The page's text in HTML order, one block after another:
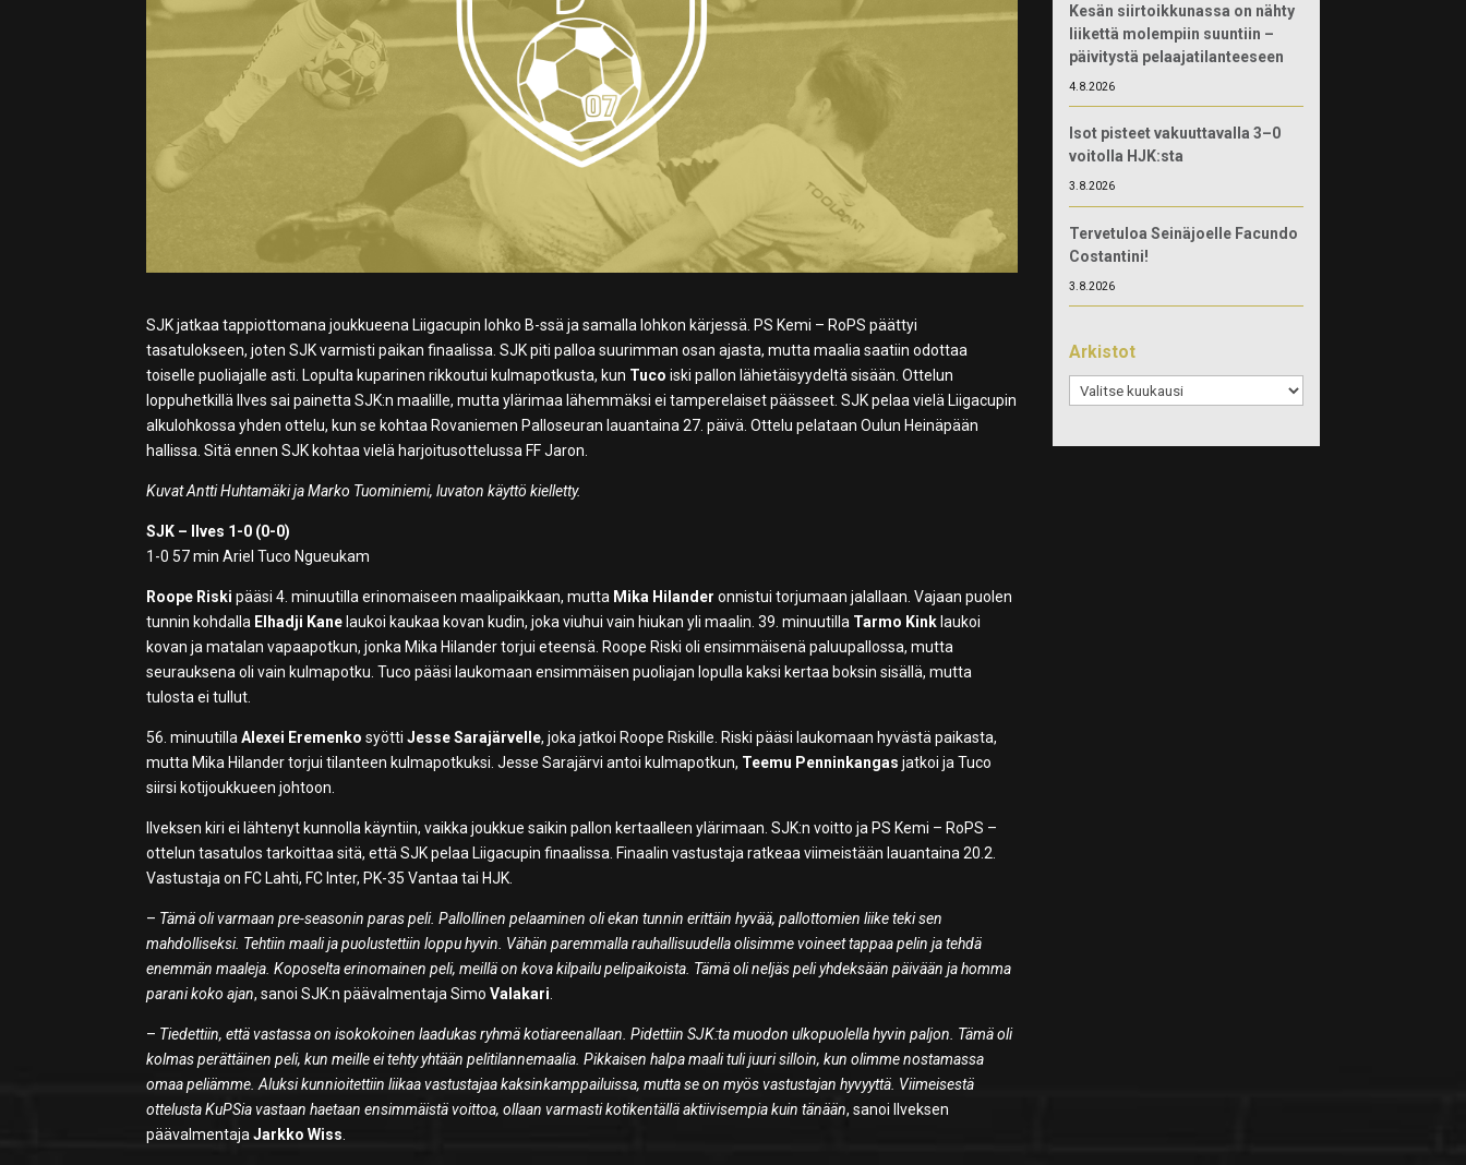
SJK jatkaa tappiottomana joukkueena Liigacupin lohko B-ssä ja samalla lohkon kärjessä. PS Kemi – RoPS päättyi
tasatulokseen, joten SJK varmisti paikan finaalissa. SJK piti palloa suurimman osan ajasta, mutta maalia saatiin odottaa
toiselle puoliajalle asti. Lopulta kuparinen rikkoutui kulmapotkusta, kun Tuco iski pallon lähietäisyydeltä sisään. Ottelun
loppuhetkillä Ilves sai painetta SJK:n maalille, mutta ylärimaa lähemmäksi ei tamperelaiset päässeet. SJK pelaa vielä Liigacupin
alkulohkossa yhden ottelu, kun se kohtaa Rovaniemen Palloseuran lauantaina 27. päivä. Ottelu pelataan Oulun Heinäpään
hallissa. Sitä ennen SJK kohtaa vielä harjoitusottelussa FF Jaron.
Kuvat Antti Huhtamäki ja Marko Tuominiemi, luvaton käyttö kielletty.
SJK – Ilves 1-0 (0-0)
1-0 57 min Ariel Tuco Ngueukam
Roope Riski pääsi 4. minuutilla erinomaiseen maalipaikkaan, mutta Mika Hilander onnistui torjumaan jalallaan. Vajaan puolen
tunnin kohdalla Elhadji Kane laukoi kaukaa kovan kudin, joka viuhui vain hiukan yli maalin. 39. minuutilla Tarmo Kink laukoi
kovan ja matalan vapaapotkun, jonka Mika Hilander torjui eteensä. Roope Riski oli ensimmäisenä paluupallossa, mutta
seurauksena oli vain kulmapotku. Tuco pääsi laukomaan ensimmäisen puoliajan lopulla kaksi kertaa boksin sisällä, mutta
tulosta ei tullut.
56. minuutillaAlexei Eremenko syöttiJesse Sarajärvelle, joka jatkoi Roope Riskille. Riski pääsi laukomaan hyvästä paikasta,
mutta Mika Hilander torjui tilanteen kulmapotkuksi. Jesse Sarajärvi antoi kulmapotkun, Teemu Penninkangas jatkoi ja Tuco
siirsi kotijoukkueen johtoon.
Ilveksen kiri ei lähtenyt kunnolla käyntiin, vaikka joukkue saikin pallon kertaalleen ylärimaan. SJK:n voitto ja PS Kemi – RoPS –
ottelun tasatulos tarkoittaa sitä, että SJK pelaa Liigacupin finaalissa. Finaalin vastustaja ratkeaa viimeistään lauantaina 20.2.
Vastustaja on FC Lahti, FC Inter, PK-35 Vantaa tai HJK.
– Tämä oli varmaan pre-seasonin paras peli. Pallollinen pelaaminen oli ekan tunnin erittäin hyvää, pallottomien liike teki sen
mahdolliseksi. Tehtiin maali ja puolustettiin loppu hyvin. Vähän paremmalla rauhallisuudella olisimme voineet tappaa pelin ja tehdä
enemmän maaleja. Koposelta erinomainen peli, meillä on kova kilpailu pelipaikoista. Tämä oli neljäs peli yhdeksään päivään ja homma
parani koko ajan, sanoi SJK:n päävalmentaja SimoValakari.
– Tiedettiin, että vastassa on isokokoinen laadukas ryhmä kotiareenallaan. Pidettiin SJK:ta muodon ulkopuolella hyvin paljon. Tämä oli
kolmas perättäinen peli, kun meille ei tehty yhtään pelitilannemaalia. Pikkaisen halpa maali tuli juuri silloin, kun olimme nostamassa
omaa peliämme. Aluksi kunnioitettiin liikaa vastustajaa kaksinkamppailuissa, mutta se on myös vastustajan hyvyyttä. Viimeisestä
ottelusta KuPSia vastaan haetaan ensimmäistä voittoa, ollaan varmasti kotikentällä aktiivisempia kuin tänään, sanoi Ilveksen
päävalmentajaJarkko Wiss.
Kesän siirtoikkunassa on nähty
liikettä molempiin suuntiin –
päivitystä pelaajatilanteeseen
4.8.2026
Isot pisteet vakuuttavalla 3–0
voitolla HJK:sta
3.8.2026
Tervetuloa Seinäjoelle Facundo
Costantini!
3.8.2026
Arkistot
Arkistot